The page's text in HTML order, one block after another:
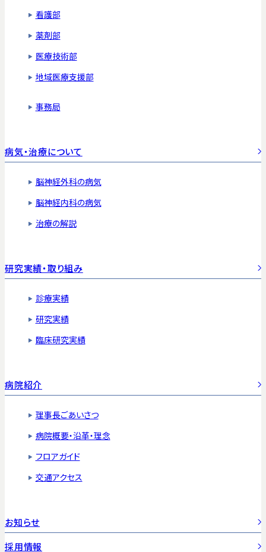
看護部
薬剤部
医療技術部
地域医療支援部
事務局
病気・治療について
脳神経外科の病気
脳神経内科の病気
治療の解説
研究実績・取り組み
診療実績
研究実績
臨床研究実績
病院紹介
理事長ごあいさつ
病院概要・沿革・理念
フロアガイド
交通アクセス
お知らせ
採用情報